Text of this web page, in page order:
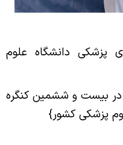
پزشکی دانشگاه علوم
بیست و ششمین کنگره
پزشکی کشور}